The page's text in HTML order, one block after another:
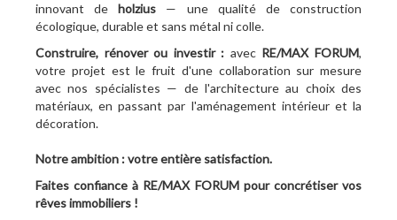
innovant deholzius — une qualité de construction
écologique, durable et sans métal ni colle.
Construire, rénover ou investir : avec RE/MAX FORUM,
votre projet est le fruit d'une collaboration sur mesure
avec nos spécialistes — de l'architecture au choix des
matériaux, en passant par l'aménagement intérieur et la
décoration.
Notre ambition : votre entière satisfaction.
Faites confiance à RE/MAX FORUM pour concrétiser vos
rêves immobiliers !